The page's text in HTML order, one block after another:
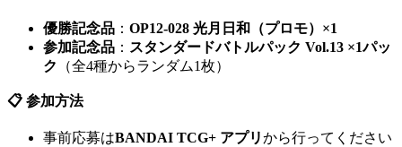
優勝記念品 ： OP12-028 光月日和（プロモ）×1
参加記念品 ： スタンダードバトルパック Vol.13 ×1パッ
ク
（全4種からランダム1枚）
📋 参加方法
事前応募はBANDAI TCG+ アプリから行ってください